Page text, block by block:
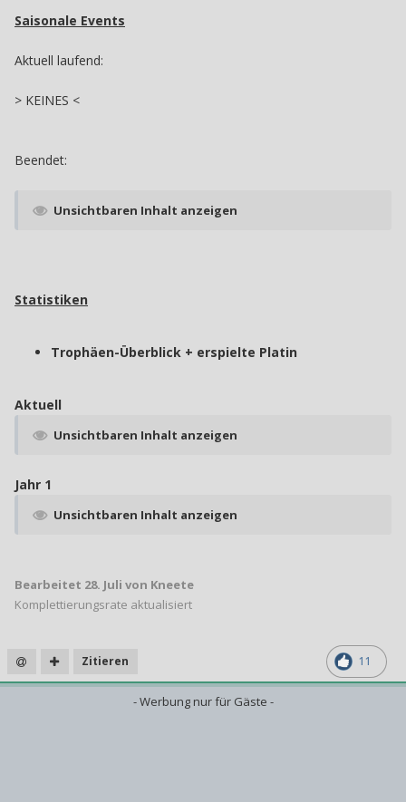
Saisonale Events
Aktuell laufend:
> KEINES <
Beendet:
Unsichtbaren Inhalt anzeigen
Statistiken
Trophäen-Überblick + erspielte Platin
Aktuell
Unsichtbaren Inhalt anzeigen
Jahr 1
Unsichtbaren Inhalt anzeigen
Bearbeitet 28. Juli von Kneete
Komplettierungsrate aktualisiert
11
Zitieren
- Werbung nur für Gäste -